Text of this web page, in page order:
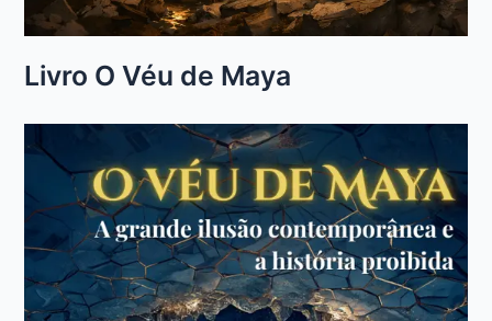
Livro O Véu de Maya